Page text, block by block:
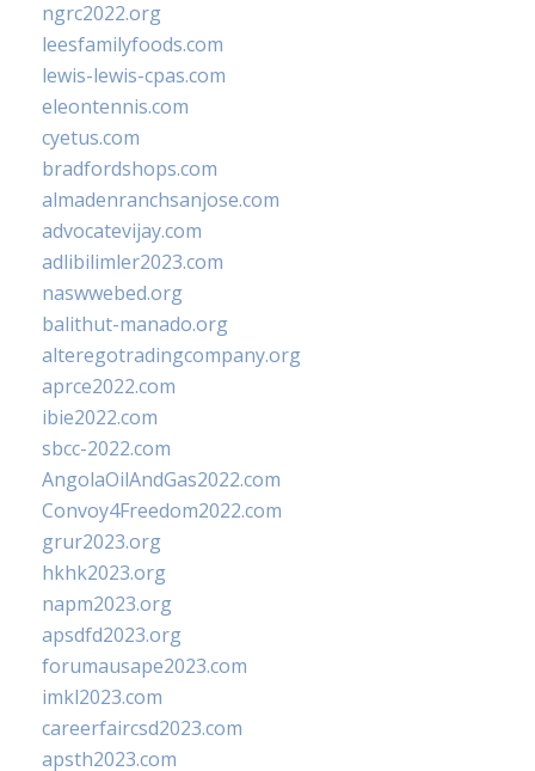
ngrc2022.org
leesfamilyfoods.com
lewis-lewis-cpas.com
eleontennis.com
cyetus.com
bradfordshops.com
almadenranchsanjose.com
advocatevijay.com
adlibilimler2023.com
naswwebed.org
balithut-manado.org
alteregotradingcompany.org
aprce2022.com
ibie2022.com
sbcc-2022.com
AngolaOilAndGas2022.com
Convoy4Freedom2022.com
grur2023.org
hkhk2023.org
napm2023.org
apsdfd2023.org
forumausape2023.com
imkl2023.com
careerfaircsd2023.com
apsth2023.com